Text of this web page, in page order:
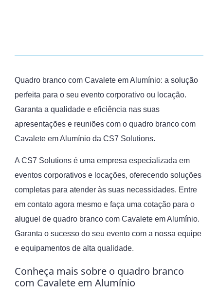
Quadro branco com Cavalete em Alumínio: a solução
perfeita para o seu evento corporativo ou locação.
Garanta a qualidade e eficiência nas suas
apresentações e reuniões com o quadro branco com
Cavalete em Alumínio da CS7 Solutions.
A CS7 Solutions é uma empresa especializada em
eventos corporativos e locações, oferecendo soluções
completas para atender às suas necessidades. Entre
em contato agora mesmo e faça uma cotação para o
aluguel de quadro branco com Cavalete em Alumínio.
Garanta o sucesso do seu evento com a nossa equipe
e equipamentos de alta qualidade.
Conheça mais sobre o quadro branco
com Cavalete em Alumínio